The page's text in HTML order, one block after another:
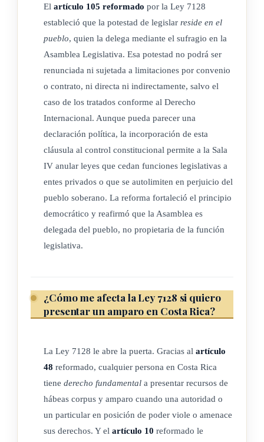
El artículo 105 reformado por la Ley 7128
estableció que la potestad de legislar reside en el
pueblo, quien la delega mediante el sufragio en la
Asamblea Legislativa. Esa potestad no podrá ser
renunciada ni sujetada a limitaciones por convenio
o contrato, ni directa ni indirectamente, salvo el
caso de los tratados conforme al Derecho
Internacional. Aunque pueda parecer una
declaración política, la incorporación de esta
cláusula al control constitucional permite a la Sala
IV anular leyes que cedan funciones legislativas a
entes privados o que se autolimiten en perjuicio del
pueblo soberano. La reforma fortaleció el principio
democrático y reafirmó que la Asamblea es
delegada del pueblo, no propietaria de la función
legislativa.
¿Cómo me afecta la Ley 7128 si quiero
presentar un amparo en Costa Rica?
La Ley 7128 le abre la puerta. Gracias al artículo
48 reformado, cualquier persona en Costa Rica
tiene derecho fundamental a presentar recursos de
hábeas corpus y amparo cuando una autoridad o
un particular en posición de poder viole o amenace
sus derechos. Y el artículo 10 reformado le